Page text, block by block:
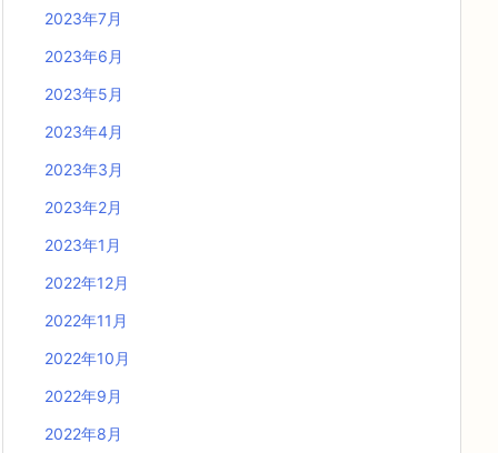
2023年7月
2023年6月
2023年5月
2023年4月
2023年3月
2023年2月
2023年1月
2022年12月
2022年11月
2022年10月
2022年9月
2022年8月